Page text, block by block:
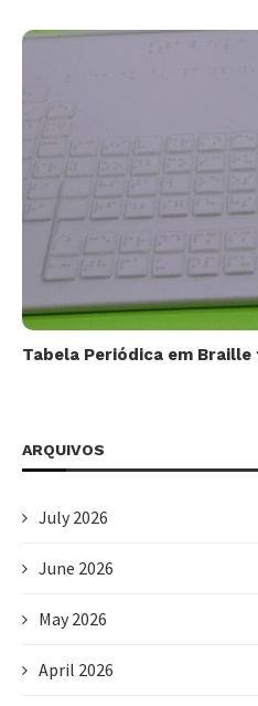
Tabela Periódica em
ARQUIVOS
July 2026
June 2026
May 2026
April 2026